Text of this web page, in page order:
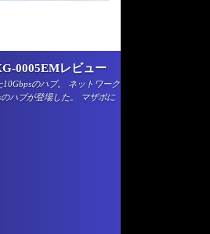
0005EMレビュー
のハブ。 ネットワーク
ハブが登場した。 マザボに